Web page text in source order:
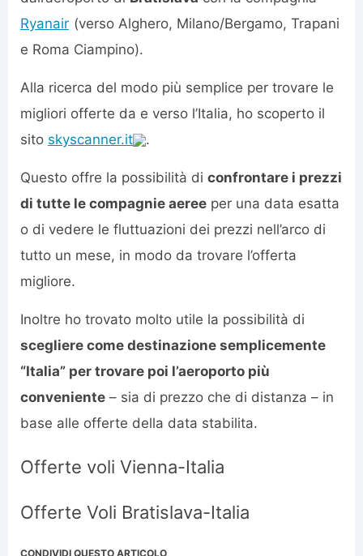
Ryanair (verso Alghero, Milano/Bergamo, Trapani
e Roma Ciampino).
Alla ricerca del modo più semplice per trovare le
migliori offerte da e verso l’Italia, ho scoperto il
sito skyscanner.it .
Questo offre la possibilità di confrontare i prezzi
di tutte le compagnie aeree per una data esatta
o di vedere le fluttuazioni dei prezzi nell’arco di
tutto un mese, in modo da trovare l’offerta
migliore.
Inoltre ho trovato molto utile la possibilità di
scegliere come destinazione semplicemente
“Italia” per trovare poi l’aeroporto più
conveniente – sia di prezzo che di distanza – in
base alle offerte della data stabilita.
Offerte voli Vienna-Italia
Offerte Voli Bratislava-Italia
CONDIVIDI QUESTO ARTICOLO